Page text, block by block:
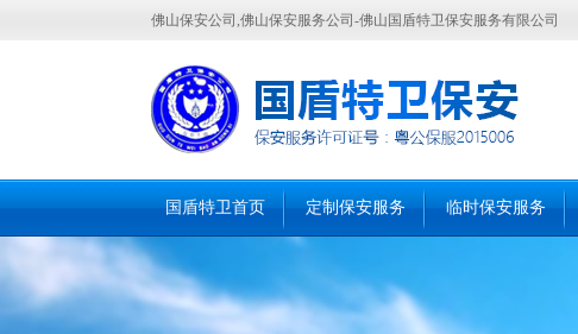
佛山保安公司,佛山保安服务公司-佛山国盾特卫保安服务有限公司
国盾特卫首页 定制保安服务 临时保安服务